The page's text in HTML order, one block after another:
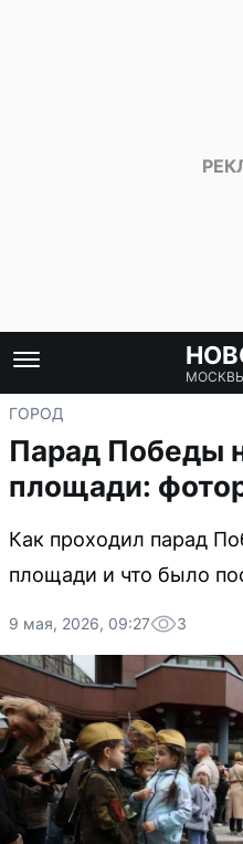
ГОРОД
Парад Победы
площади:
Как проходил парад
площади и что было
9 мая, 2026, 09:27 3